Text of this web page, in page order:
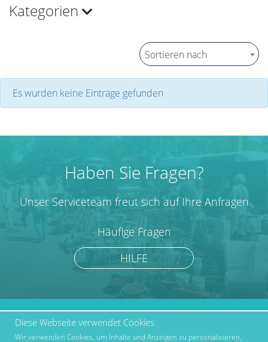
Kategorien
Sortieren nach
Es wurden keine Einträge gefunden
Haben Sie Fragen?
Unser Serviceteam freut sich auf Ihre Anfragen
Häufige Fragen
HILFE
marktcom.de Deutschland
GmbH © 2019
Werben bei Marktcom
Diese Webseite verwendet Cookies
Wir verwenden Cookies, um Inhalte und Anzeigen zu personalisieren,